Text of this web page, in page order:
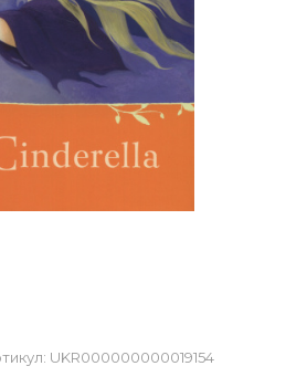
UKR000000000019154